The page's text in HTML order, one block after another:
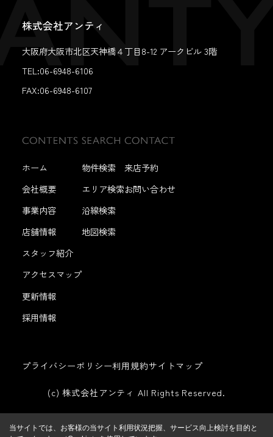
株式会社アンティ
大阪府大阪市北区天神橋４丁目8-12 アークビル 3階
TEL:06-6948-6106
FAX:06-6948-6107
ホーム
会社概要
事業内容
店舗情報
スタッフ紹介
アクセスマップ
更新情報
採用情報
物件検索
エリア検索
沿線検索
地図検索
来店予約
お問い合わせ
プライバシーポリシー利用規約サイトマップ
(c) 株式会社アンティ All Rights Reserved.
当サイトでは、お客様の当サイト利用状況把握、サービス向上検討を目的と